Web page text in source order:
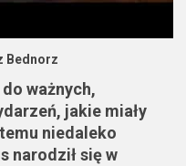
Bednorz
ważnych,
jakie miały
niedaleko
narodził się w